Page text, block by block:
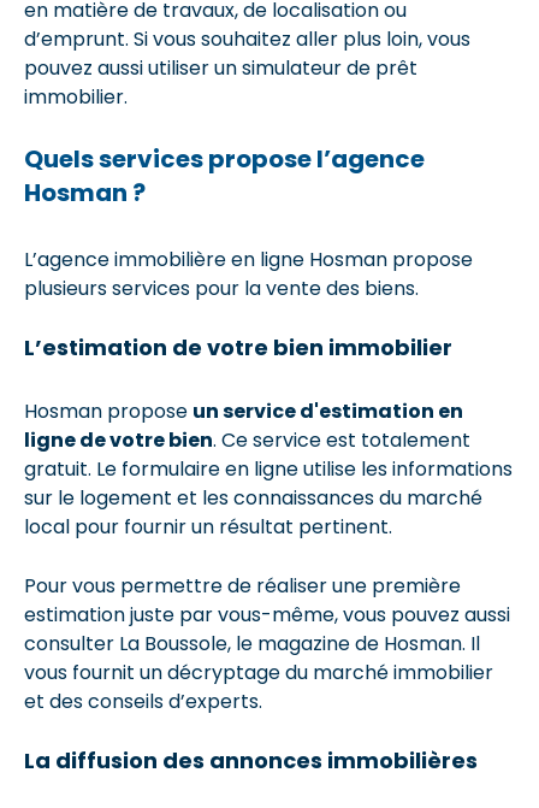
en matière de travaux, de localisation ou
d’emprunt. Si vous souhaitez aller plus loin, vous
pouvez aussi utiliser un simulateur de prêt
immobilier.
Quels services propose l’agence
Hosman ?
L’agence immobilière en ligne Hosman propose
plusieurs services pour la vente des biens.
L’estimation de votre bien immobilier
Hosman propose un service d'estimation en
ligne de votre bien. Ce service est totalement
gratuit. Le formulaire en ligne utilise les informations
sur le logement et les connaissances du marché
local pour fournir un résultat pertinent.
Pour vous permettre de réaliser une première
estimation juste par vous-même, vous pouvez aussi
consulter La Boussole, le magazine de Hosman. Il
vous fournit un décryptage du marché immobilier
et des conseils d’experts.
La diffusion des annonces immobilières